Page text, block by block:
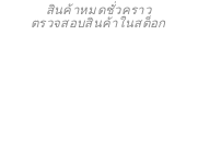
สินค้าหมดชั่วคราว
ตรวจสอบสินค้าในสต็อก